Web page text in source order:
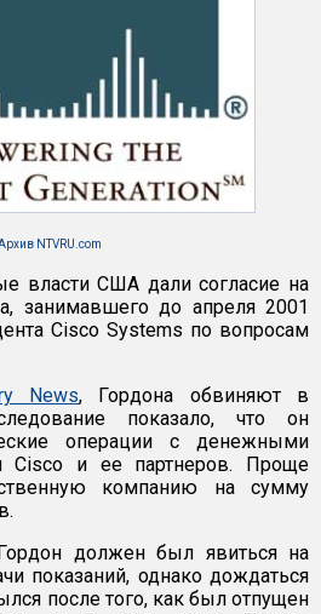
NTVRU.com
власти США дали согласие на
занимавшего до апреля 2001
Cisco Systems по вопросам
News, Гордона обвиняют в
показало, что он
операции с денежными
Cisco и ее партнеров. Проще
компанию на сумму
должен был явиться на
показаний, однако дождаться
после того, как был отпущен